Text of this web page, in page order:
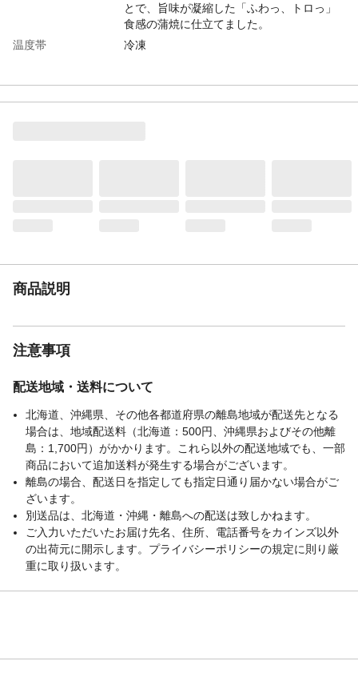
とで、旨味が凝縮した「ふわっ、トロっ」
食感の蒲焼に仕立てました。
温度帯
冷凍
商品説明
注意事項
配送地域・送料について
北海道、沖縄県、その他各都道府県の離島地域が配送先となる
場合は、地域配送料（北海道：500円、沖縄県およびその他離
島：1,700円）がかかります。これら以外の配送地域でも、一部
商品において追加送料が発生する場合がございます。
離島の場合、配送日を指定しても指定日通り届かない場合がご
ざいます。
別送品は、北海道・沖縄・離島への配送は致しかねます。
ご入力いただいたお届け先名、住所、電話番号をカインズ以外
の出荷元に開示します。プライバシーポリシーの規定に則り厳
重に取り扱います。